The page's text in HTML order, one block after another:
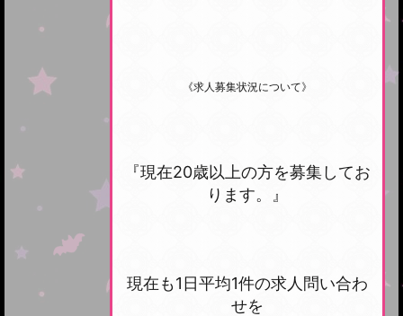
《求人募集状況について》
『現在20歳以上の方を募集してお
ります。』
現在も1日平均1件の求人問い合わ
せを